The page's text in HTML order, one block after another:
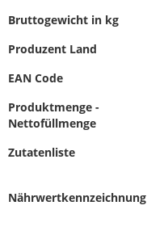
Bruttogewicht in kg
Produzent Land
EAN Code
Produktmenge -
Nettofüllmenge
Zutatenliste
Nährwertkennzeichnung